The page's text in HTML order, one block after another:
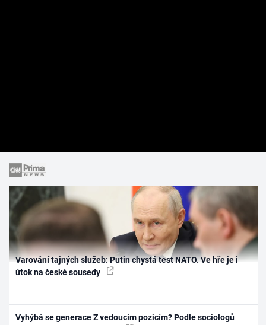
Varování tajných služeb: Putin chystá test NATO. Ve hře je i
útok na české sousedy
Vyhýbá se generace Z vedoucím pozicím? Podle sociologů